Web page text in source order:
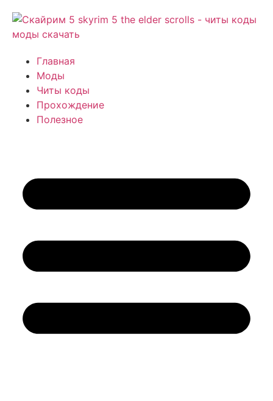
Главная
Моды
Читы коды
Прохождение
Полезное